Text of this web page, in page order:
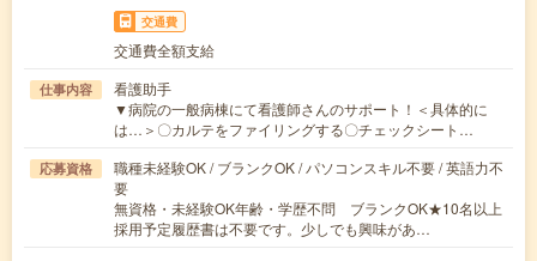
交通費
交通費全額支給
仕事内容
看護助手
▼病院の一般病棟にて看護師さんのサポート！＜具体的に
は…＞〇カルテをファイリングする〇チェックシート…
応募資格
職種未経験OK / ブランクOK / パソコンスキル不要 / 英語力不
要
無資格・未経験OK年齢・学歴不問 ブランクOK★10名以上
採用予定履歴書は不要です。少しでも興味があ…